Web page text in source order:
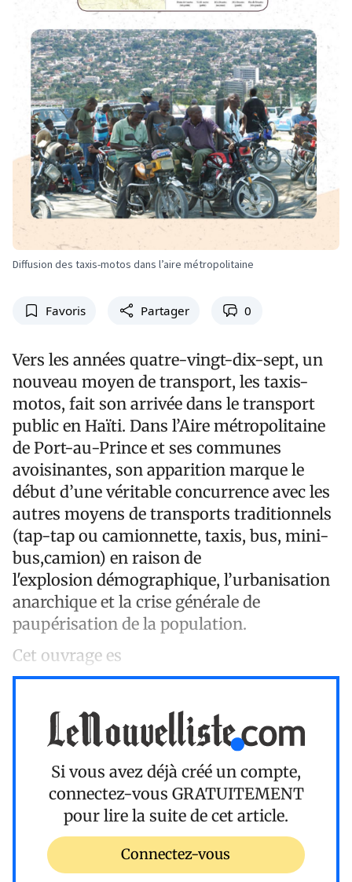
Diffusion des taxis-motos dans l’aire métropolitaine
Favoris Partager 0
Vers les années quatre-vingt-dix-sept, un
nouveau moyen de transport, les taxis-
motos, fait son arrivée dans le transport
public en Haïti. Dans l’Aire métropolitaine
de Port-au-Prince et ses communes
avoisinantes, son apparition marque le
début d’une véritable concurrence avec les
autres moyens de transports traditionnels
(tap-tap ou camionnette, taxis, bus, mini-
bus,camion) en raison de
l'explosion démographique, l’urbanisation
anarchique et la crise générale de
paupérisation de la population.
Cet ouvrage es
Si vous avez déjà créé un compte,
connectez-vous GRATUITEMENT
pour lire la suite de cet article.
Connectez-vous